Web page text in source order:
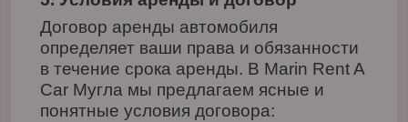
Договор аренды автомобиля
определяет ваши права и обязанности
в течение срока аренды. В Marin Rent A
Car Мугла мы предлагаем ясные и
понятные условия договора: